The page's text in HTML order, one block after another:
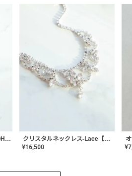
クリスタルクラウン【MA-COHD-01】韓国風クラウン/ウェディングクラウン/ティアラ クリスタルネックレス-Lace【MA-CONL-02】
¥16,500 ¥